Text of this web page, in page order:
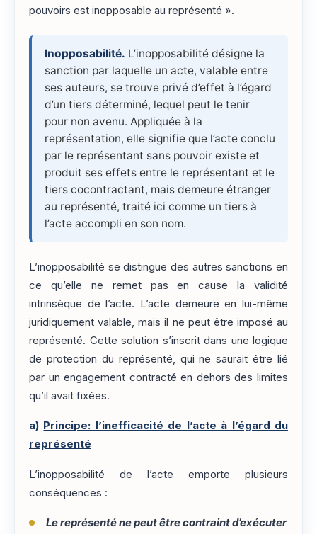
pouvoirs est inopposable au représenté ».
Inopposabilité. L’inopposabilité désigne la
sanction par laquelle un acte, valable entre
ses auteurs, se trouve privé d’effet à l’égard
d’un tiers déterminé, lequel peut le tenir
pour non avenu. Appliquée à la
représentation, elle signifie que l’acte conclu
par le représentant sans pouvoir existe et
produit ses effets entre le représentant et le
tiers cocontractant, mais demeure étranger
au représenté, traité ici comme un tiers à
l’acte accompli en son nom.
L’inopposabilité se distingue des autres sanctions en
ce qu’elle ne remet pas en cause la validité
intrinsèque de l’acte. L’acte demeure en lui-même
juridiquement valable, mais il ne peut être imposé au
représenté. Cette solution s’inscrit dans une logique
de protection du représenté, qui ne saurait être lié
par un engagement contracté en dehors des limites
qu’il avait fixées.
a) Principe: l’inefficacité de l’acte à l’égard du
représenté
L’inopposabilité de l’acte emporte plusieurs
conséquences :
Le représenté ne peut être contraint d’exécuter